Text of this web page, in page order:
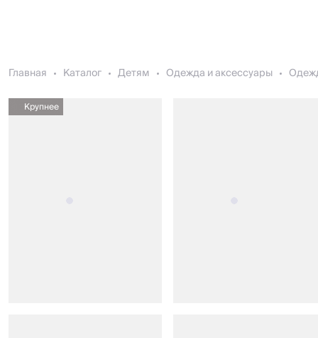
Главная Каталог Детям Одежда и аксессуары
Крупнее